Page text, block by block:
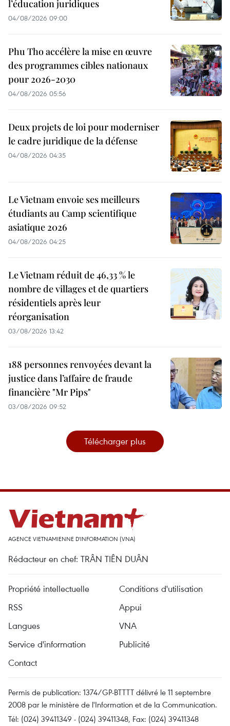
l’éducation juridiques
04/08/2026 09:00
Phu Tho accélère la mise en œuvre
des programmes cibles nationaux
pour 2026-2030
04/08/2026 05:56
Deux projets de loi pour moderniser
le cadre juridique de la défense
04/08/2026 04:35
Le Vietnam envoie ses meilleurs
étudiants au Camp scientifique
asiatique 2026
04/08/2026 04:25
Le Vietnam réduit de 46,33 % le
nombre de villages et de quartiers
résidentiels après leur
réorganisation
03/08/2026 13:42
188 personnes renvoyées devant la
justice dans l’affaire de fraude
financière "Mr Pips"
03/08/2026 09:52
Télécharger plus
AGENCE VIETNAMIENNE D'INFORMATION (VNA)
Rédacteur en chef: TRÂN TIÊN DUÂN
Propriété intellectuelle
Conditions d'utilisation
RSS
Appui
Langues
VNA
Service d'information
Publicité
Contact
Permis de publication: 1374/GP-BTTTT délivré le 11 septembre
2008 par le ministère de l'Information et de la Communication.
Tél: (024) 39411349 - (024) 39411348, Fax: (024) 39411348